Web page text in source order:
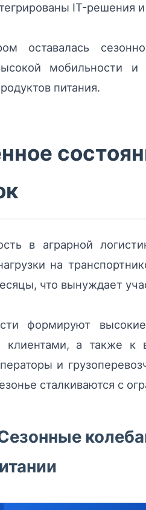
IT-решения
оставалась
мобильности и
питания.
в аграрной
на
что вынуждает
формируют
а также к
и
сталкиваются с